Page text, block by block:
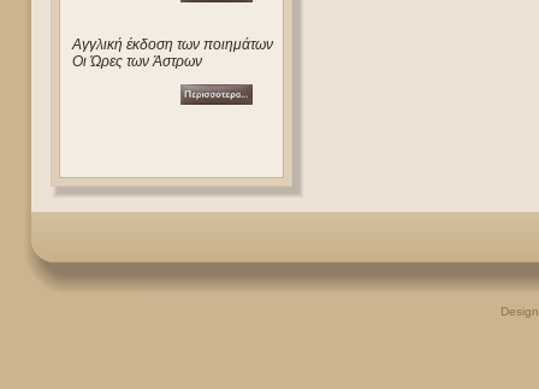
Αγγλική έκδοση των ποιημάτων
Οι Ώρες των Άστρων